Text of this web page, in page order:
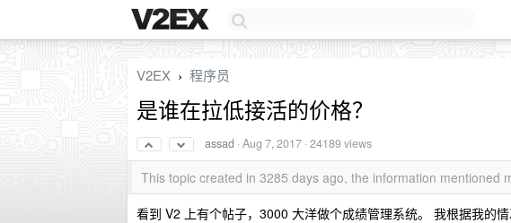
V2EX › 程序员
是谁在拉低接活的价格？
assad ·Aug 7, 2017 · 24189 views
This topic created in 3285 days ago, the information mentioned
看到 V2 上有个帖子，3000 大洋做个成绩管理系统。 我根据我的